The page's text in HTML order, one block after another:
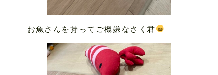
お魚さんを持ってご機嫌なさく君